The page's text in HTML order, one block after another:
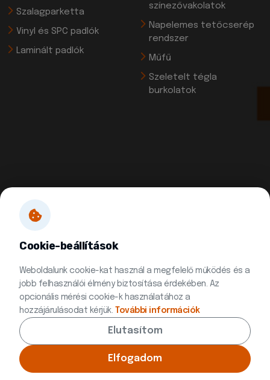
Szalagparketta
Vinyl és SPC padlók
Laminált padlók
színezővakolatok
Napelemes tetőcserép
rendszer
Műfű
Szeletelt tégla
burkolatok
© 2026 Minden jog fenntartva | Készítette: Innovip.hu Kft.
Cookie-beállítások
Weboldalunk cookie-kat használ a megfelelő működés és a
jobb felhasználói élmény biztosítása érdekében. Az
opcionális mérési cookie-k használatához a
hozzájárulásodat kérjük.
További információk
Elutasítom
Elfogadom